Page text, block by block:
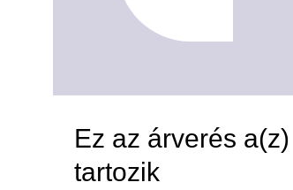
Ez az árverés
tartozik